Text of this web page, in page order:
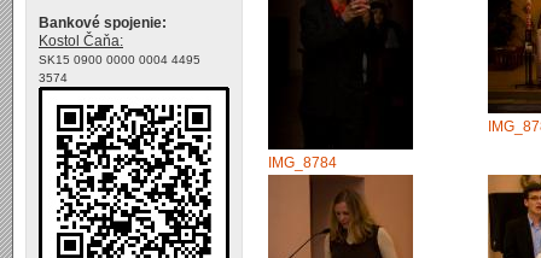
IMG_8784
Bankové spojenie:
Kostol Čaňa:
SK15 0900 0000 0004 4495
3574